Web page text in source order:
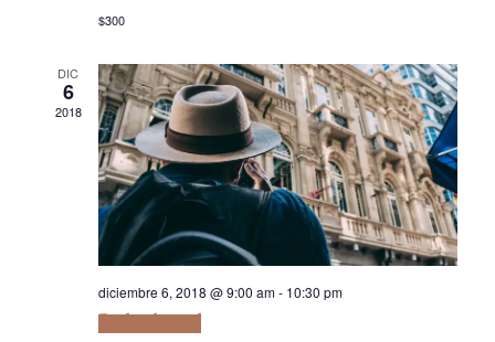
$300
DIC
6
2018
diciembre 6, 2018 @ 9:00 am- 10:30 pm